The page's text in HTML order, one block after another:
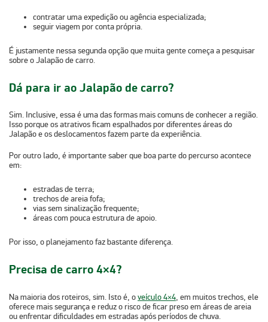
contratar uma expedição ou agência especializada;
seguir viagem por conta própria.
É justamente nessa segunda opção que muita gente começa a pesquisar
sobre o Jalapão de carro.
Dá para ir ao Jalapão de carro?
Sim. Inclusive, essa é uma das formas mais comuns de conhecer a região.
Isso porque os atrativos ficam espalhados por diferentes áreas do
Jalapão e os deslocamentos fazem parte da experiência.
Por outro lado, é importante saber que boa parte do percurso acontece
em:
estradas de terra;
trechos de areia fofa;
vias sem sinalização frequente;
áreas com pouca estrutura de apoio.
Por isso, o planejamento faz bastante diferença.
Precisa de carro 4×4?
Na maioria dos roteiros, sim. Isto é, oveículo 4×4, em muitos trechos, ele
oferece mais segurança e reduz o risco de ficar preso em áreas de areia
ou enfrentar dificuldades em estradas após períodos de chuva.